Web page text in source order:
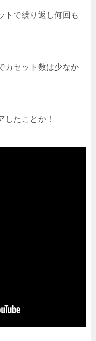
トで繰り返し何回も
カセット数は少なか
したことか！